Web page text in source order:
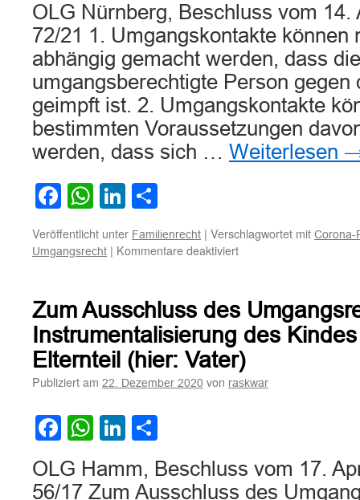
OLG Nürnberg, Beschluss vom 14.
72/21 1. Umgangskontakte können
abhängig gemacht werden, dass die
umgangsberechtigte Person gegen
geimpft ist. 2. Umgangskontakte
bestimmten Voraussetzungen
werden, dass sich … Weiterlesen
Facebook
WhatsApp
LinkedIn
Veröffentlicht unter Familienrecht | Verschlagwortet mit Corona-
Umgangsrecht | Kommentare deaktiviertfür
Umgangskontakten
kann
nicht
von
Corona-
Impfung
abhängig
Zum Ausschluss des
Instrumentalisierung des
Elternteil (hier: Vater)
Publiziert am 22. Dezember 2020 von raskwar
Facebook
WhatsApp
LinkedIn
OLG Hamm, Beschluss vom 17.
56/17 Zum Ausschluss des